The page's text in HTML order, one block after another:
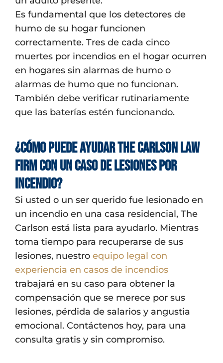
Es fundamental que los detectores de
humo de su hogar funcionen
correctamente. Tres de cada cinco
muertes por incendios en el hogar ocurren
en hogares sin alarmas de humo o
alarmas de humo que no funcionan.
También debe verificar rutinariamente
que las baterías estén funcionando.
¿Cómo puede ayudar The Carlson Law
Firm con un caso de lesiones por
incendio?
Si usted o un ser querido fue lesionado en
un incendio en una casa residencial, The
Carlson está lista para ayudarlo. Mientras
toma tiempo para recuperarse de sus
lesiones, nuestro equipo legal con
experiencia en casos de incendios
trabajará en su caso para obtener la
compensación que se merece por sus
lesiones, pérdida de salarios y angustia
emocional. Contáctenos hoy, para una
consulta gratis y sin compromiso.